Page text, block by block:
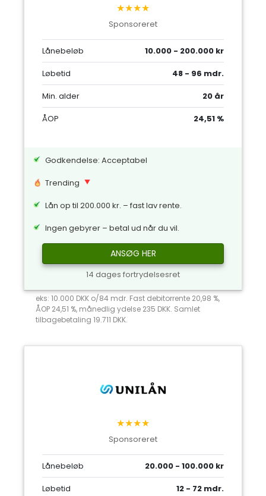
★★★★
Sponsoreret
Lånebeløb
10.000 - 200.000 kr
Løbetid
48 - 96 mdr.
Min. alder
20 år
ÅOP
24,51 %
Godkendelse: Acceptabel
Trending
Lån op til 200.000 kr. – fast lav rente.
Ingen gebyrer – betal ud når du vil.
ANSØG HER
14 dages fortrydelsesret
eks: 10.000 DKK o/84 mdr. Fast debitorrente 20,98 %,
ÅOP 24,51 %, månedlig ydelse 235 DKK. Samlet
tilbagebetaling 19.711 DKK.
★★★★
Sponsoreret
Lånebeløb
20.000 - 100.000 kr
Løbetid
12 - 72 mdr.